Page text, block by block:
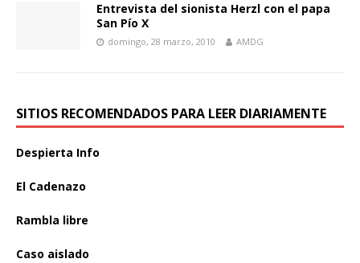
Entrevista del sionista Herzl con el papa
San Pío X
domingo, 28 marzo, 2010 AMDG
SITIOS RECOMENDADOS PARA LEER DIARIAMENTE
Despierta Info
El Cadenazo
Rambla libre
Caso aislado